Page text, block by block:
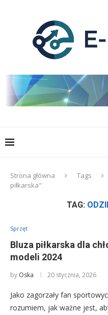
Strona główna Tags
piłkarska"
TAG:
Sprzęt
Bluza piłkarska dla
modeli 2024
by Oska 20 stycznia, 2026
Jako zagorzały fan
rozumiem, jak ważne jest,